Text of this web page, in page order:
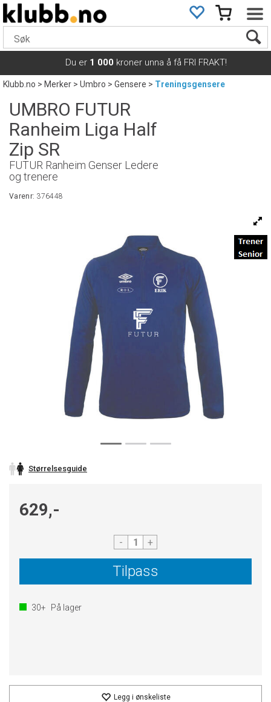
Du er 1 000 kroner unna å få FRI FRAKT!
Klubb.no>Merker>Umbro>Gensere>Treningsgensere
UMBRO FUTUR
Ranheim Liga Half
Zip SR
FUTUR Ranheim Genser Ledere
og trenere
Varenr: 376448
Størrelsesguide
629,-
- +
Tilpass
30+ På lager
Legg i ønskeliste